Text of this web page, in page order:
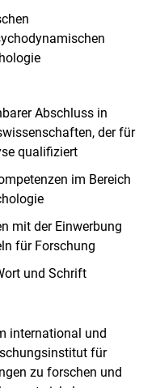
Abschluss in
der für
qualifiziert
im Bereich
mit der Einwerbung
für Forschung
und Schrift
international und
für
zu forschen und